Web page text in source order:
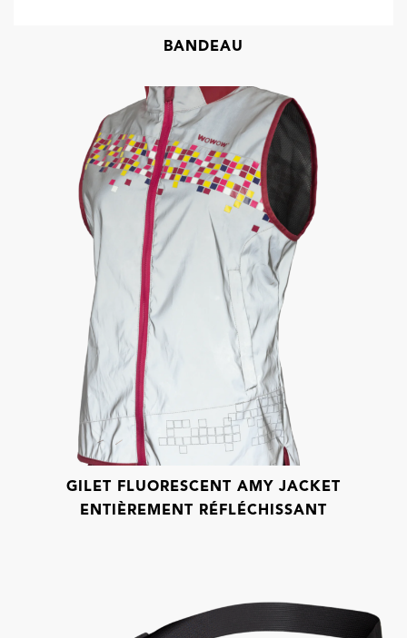
BANDEAU
GILET FLUORESCENT AMY JACKET
ENTIÈREMENT RÉFLÉCHISSANT